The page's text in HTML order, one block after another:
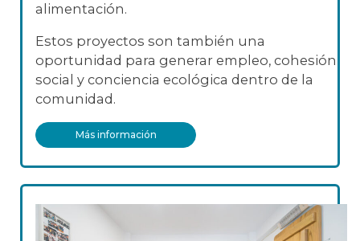
alimentación.
Estos proyectos son también una
oportunidad para generar empleo, cohesión
social y conciencia ecológica dentro de la
comunidad.
Más información